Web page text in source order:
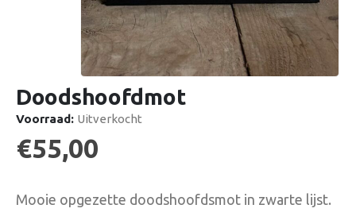
Doodshoofdmot
Voorraad: Uitverkocht
€55,00
Mooie opgezette doodshoofdsmot in zwarte lijst.